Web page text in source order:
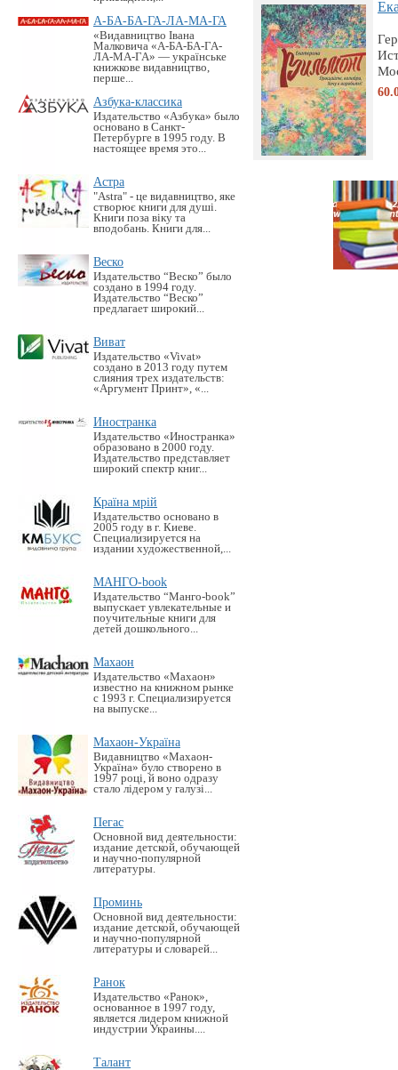
А-БА-БА-ГА-ЛА-МА-ГА
«Видавництво Івана
Малковича «А-БА-БА-ГА-
ЛА-МА-ГА» — українське
книжкове видавництво,
перше...
Азбука-классика
Издательство «Азбука» было
основано в Санкт-
Петербурге в 1995 году. В
настоящее время это...
Астра
"Astra" - це видавництво, яке
створює книги для душі.
Книги поза віку та
вподобань. Книги для...
Веско
Издательство “Веско” было
создано в 1994 году.
Издательство “Веско”
предлагает широкий...
Виват
Издательство «Vivat»
создано в 2013 году путем
слияния трех издательств:
«Аргумент Принт», «...
Иностранка
Издательство «Иностранка»
образовано в 2000 году.
Издательство представляет
широкий спектр книг...
Країна мрій
Издательство основано в
2005 году в г. Киеве.
Специализируется на
издании художественной,...
МАНГО-book
Издательство “Манго-book”
выпускает увлекательные и
поучительные книги для
детей дошкольного...
Махаон
Издательство «Махаон»
известно на книжном рынке
с 1993 г. Специализируется
на выпуске...
Махаон-Україна
Видавництво «Махаон-
Україна» було створено в
1997 році, й воно одразу
стало лідером у галузі...
Пегас
Основной вид деятельности:
издание детской, обучающей
и научно-популярной
литературы.
Проминь
Основной вид деятельности:
издание детской, обучающей
и научно-популярной
литературы и словарей...
Ранок
Издательство «Ранок»,
основанное в 1997 году,
является лидером книжной
индустрии Украины....
Талант